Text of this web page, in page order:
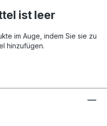
ist leer
im Auge, indem Sie sie zu
hinzufügen.